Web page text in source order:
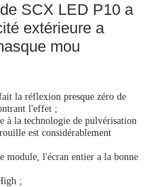
SCX LED P10 a
extérieure a
mou
la réflexion presque zéro de
l'effet ;
à la technologie de pulvérisation
est considérablement
module, l'écran entier a la bonne
;